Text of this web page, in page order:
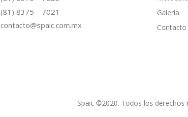
(81) 8375 – 7021
contacto@spaic.com.mx
Galería
Contacto
Spaic ©2020. Todos los derechos